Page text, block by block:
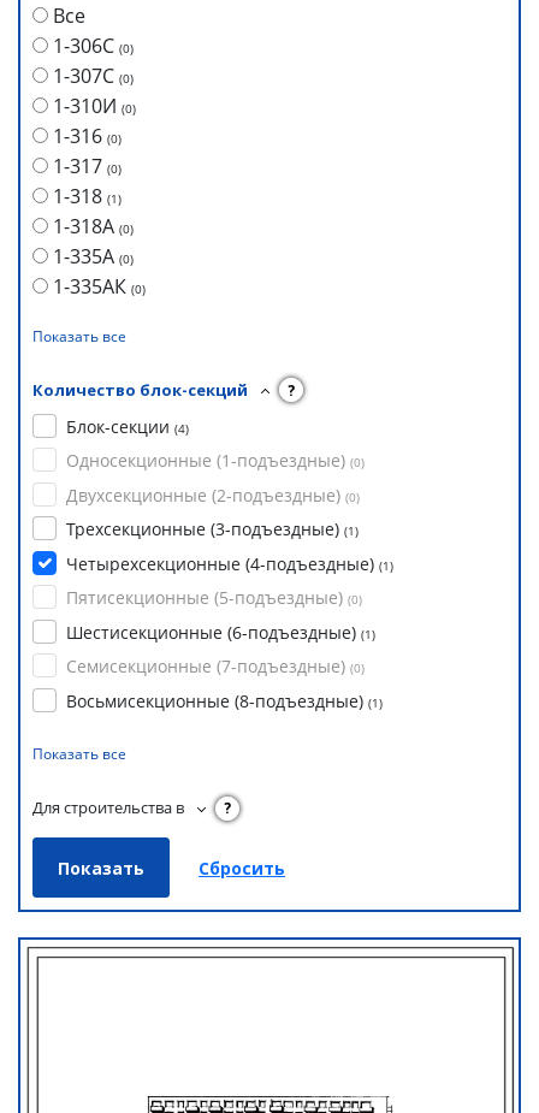
Все
1-306С (0)
1-307С (0)
1-310И (0)
1-316 (0)
1-317 (0)
1-318 (1)
1-318А (0)
1-335А (0)
1-335АК (0)
Показать все
Количество блок-секций ?
Блок-секции (4)
Односекционные (1-подъездные) (0)
Двухсекционные (2-подъездные) (0)
Трехсекционные (3-подъездные) (1)
Четырехсекционные (4-подъездные) (1)
Пятисекционные (5-подъездные) (0)
Шестисекционные (6-подъездные) (1)
Семисекционные (7-подъездные) (0)
Восьмисекционные (8-подъездные) (1)
Показать все
Для строительства в ?